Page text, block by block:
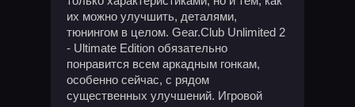
их можно улучшить, деталями,
тюнингом в целом. Gear.Club Unlimited 2
- Ultimate Edition обязательно
понравится всем аркадным гонкам,
особенно сейчас, с рядом
существенных улучшений. Игровой